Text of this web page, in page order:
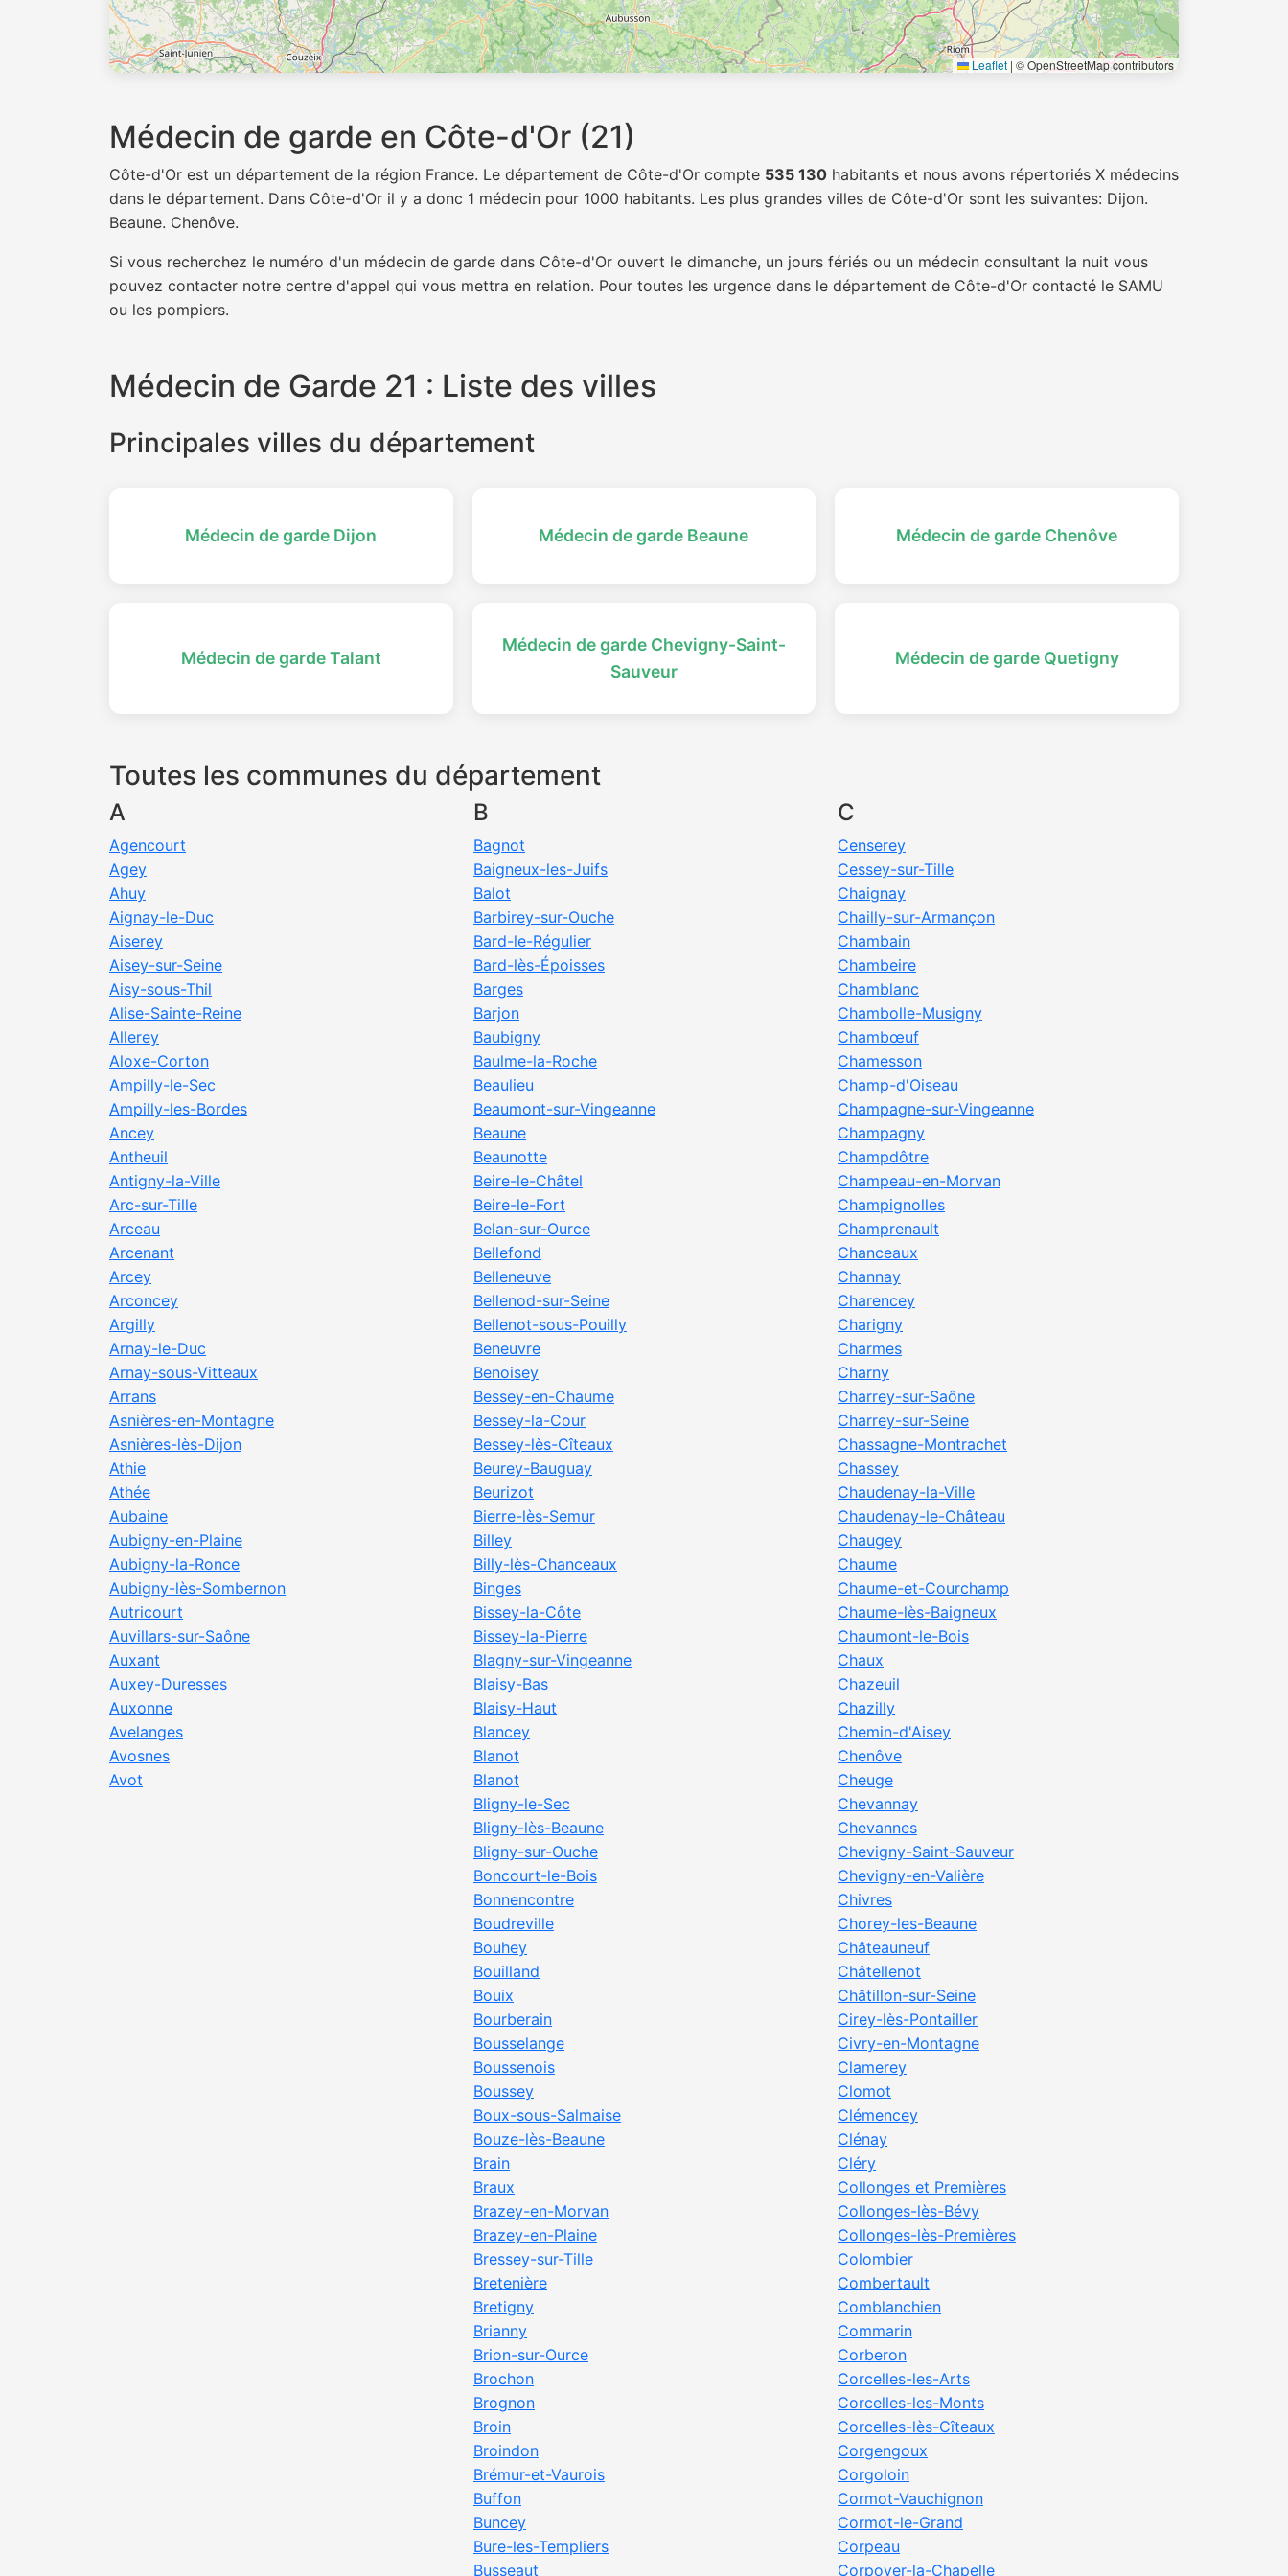
Leaflet | © OpenStreetMap contributors
Médecin de garde en Côte-d'Or (21)
Côte-d'Or est un département de la région France. Le département de Côte-d'Or compte 535 130 habitants et nous avons répertoriés X médecins
dans le département. Dans Côte-d'Or il y a donc 1 médecin pour 1000 habitants. Les plus grandes villes de Côte-d'Or sont les suivantes: Dijon.
Beaune. Chenôve.
Si vous recherchez le numéro d'un médecin de garde dans Côte-d'Or ouvert le dimanche, un jours fériés ou un médecin consultant la nuit vous
pouvez contacter notre centre d'appel qui vous mettra en relation. Pour toutes les urgence dans le département de Côte-d'Or contacté le SAMU
ou les pompiers.
Médecin de Garde 21 : Liste des villes
Principales villes du département
Médecin de garde Dijon Médecin de garde Beaune Médecin de garde Chenôve
Médecin de garde Talant
Médecin de garde Chevigny-Saint-
Sauveur
Médecin de garde Quetigny
Toutes les communes du département
A
Agencourt
Agey
Ahuy
Aignay-le-Duc
Aiserey
Aisey-sur-Seine
Aisy-sous-Thil
Alise-Sainte-Reine
Allerey
Aloxe-Corton
Ampilly-le-Sec
Ampilly-les-Bordes
Ancey
Antheuil
Antigny-la-Ville
Arc-sur-Tille
Arceau
Arcenant
Arcey
Arconcey
Argilly
Arnay-le-Duc
Arnay-sous-Vitteaux
Arrans
Asnières-en-Montagne
Asnières-lès-Dijon
Athie
Athée
Aubaine
Aubigny-en-Plaine
Aubigny-la-Ronce
Aubigny-lès-Sombernon
Autricourt
Auvillars-sur-Saône
Auxant
Auxey-Duresses
Auxonne
Avelanges
Avosnes
Avot
B
Bagnot
Baigneux-les-Juifs
Balot
Barbirey-sur-Ouche
Bard-le-Régulier
Bard-lès-Époisses
Barges
Barjon
Baubigny
Baulme-la-Roche
Beaulieu
Beaumont-sur-Vingeanne
Beaune
Beaunotte
Beire-le-Châtel
Beire-le-Fort
Belan-sur-Ource
Bellefond
Belleneuve
Bellenod-sur-Seine
Bellenot-sous-Pouilly
Beneuvre
Benoisey
Bessey-en-Chaume
Bessey-la-Cour
Bessey-lès-Cîteaux
Beurey-Bauguay
Beurizot
Bierre-lès-Semur
Billey
Billy-lès-Chanceaux
Binges
Bissey-la-Côte
Bissey-la-Pierre
Blagny-sur-Vingeanne
Blaisy-Bas
Blaisy-Haut
Blancey
Blanot
Blanot
Bligny-le-Sec
Bligny-lès-Beaune
Bligny-sur-Ouche
Boncourt-le-Bois
Bonnencontre
Boudreville
Bouhey
Bouilland
Bouix
Bourberain
Bousselange
Boussenois
Boussey
Boux-sous-Salmaise
Bouze-lès-Beaune
Brain
Braux
Brazey-en-Morvan
Brazey-en-Plaine
Bressey-sur-Tille
Bretenière
Bretigny
Brianny
Brion-sur-Ource
Brochon
Brognon
Broin
Broindon
Brémur-et-Vaurois
Buffon
Buncey
Bure-les-Templiers
Busseaut
C
Censerey
Cessey-sur-Tille
Chaignay
Chailly-sur-Armançon
Chambain
Chambeire
Chamblanc
Chambolle-Musigny
Chambœuf
Chamesson
Champ-d'Oiseau
Champagne-sur-Vingeanne
Champagny
Champdôtre
Champeau-en-Morvan
Champignolles
Champrenault
Chanceaux
Channay
Charencey
Charigny
Charmes
Charny
Charrey-sur-Saône
Charrey-sur-Seine
Chassagne-Montrachet
Chassey
Chaudenay-la-Ville
Chaudenay-le-Château
Chaugey
Chaume
Chaume-et-Courchamp
Chaume-lès-Baigneux
Chaumont-le-Bois
Chaux
Chazeuil
Chazilly
Chemin-d'Aisey
Chenôve
Cheuge
Chevannay
Chevannes
Chevigny-Saint-Sauveur
Chevigny-en-Valière
Chivres
Chorey-les-Beaune
Châteauneuf
Châtellenot
Châtillon-sur-Seine
Cirey-lès-Pontailler
Civry-en-Montagne
Clamerey
Clomot
Clémencey
Clénay
Cléry
Collonges et Premières
Collonges-lès-Bévy
Collonges-lès-Premières
Colombier
Combertault
Comblanchien
Commarin
Corberon
Corcelles-les-Arts
Corcelles-les-Monts
Corcelles-lès-Cîteaux
Corgengoux
Corgoloin
Cormot-Vauchignon
Cormot-le-Grand
Corpeau
Corpoyer-la-Chapelle